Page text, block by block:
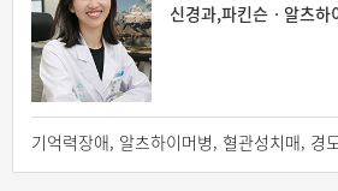
신경과,파킨슨ㆍ알츠하
기억력장애, 알츠하이머병, 혈관성치매, 경